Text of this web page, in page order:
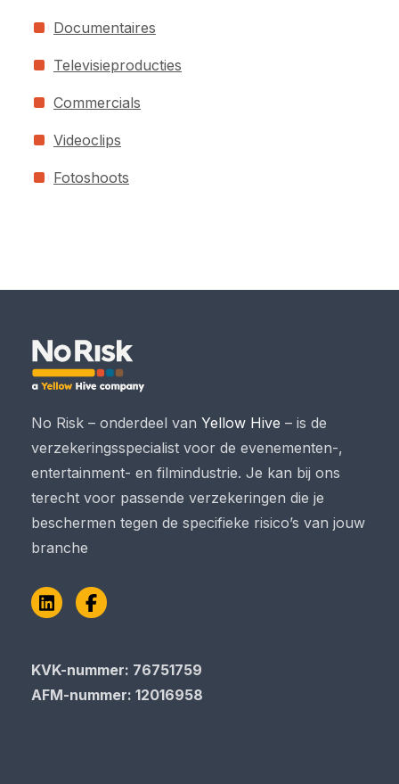
Documentaires
Televisieproducties
Commercials
Videoclips
Fotoshoots
No Risk – onderdeel van Yellow Hive – is de
verzekeringsspecialist voor de evenementen-,
entertainment- en filmindustrie. Je kan bij ons
terecht voor passende verzekeringen die je
beschermen tegen de specifieke risico’s van jouw
branche
LinkedInFacebook
KVK-nummer: 76751759
AFM-nummer: 12016958